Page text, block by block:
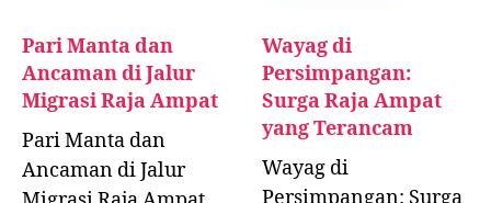
Pari Manta dan
Ancaman di Jalur
Migrasi Raja Ampat
Pari Manta dan
Ancaman di Jalur
Wayag di
Persimpangan:
Surga Raja Ampat
yang Terancam
Wayag di
Persimpangan: Surga